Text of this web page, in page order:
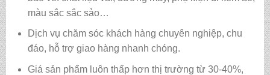
màu sắc sắc sảo…
Dịch vụ chăm sóc khách hàng chuyên nghiệp, chu
đáo, hỗ trợ giao hàng nhanh chóng.
Giá sản phẩm luôn thấp hơn thị trường từ 30-40%,